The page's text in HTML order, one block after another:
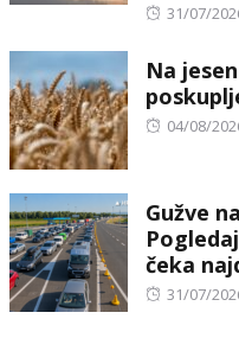
Posted
31/07/
Na
Posted
04/08/
Gužve
čeka
Posted
31/07/